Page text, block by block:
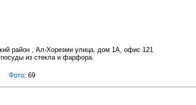
район , Ал-Хорезми улица, дом 1А, офис 121
из стекла и фарфора.
Фото: 69